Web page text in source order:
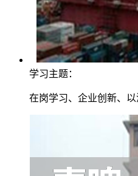
学习主题：
在岗学习、企业创新、